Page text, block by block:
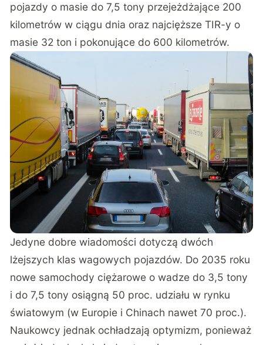
pojazdy o masie do 7,5 tony przejeżdżające 200
kilometrów w ciągu dnia oraz najcięższe TIR-y o
masie 32 ton i pokonujące do 600 kilometrów.
Jedyne dobre wiadomości dotyczą dwóch
lżejszych klas wagowych pojazdów. Do 2035 roku
nowe samochody ciężarowe o wadze do 3,5 tony
i do 7,5 tony osiągną 50 proc. udziału w rynku
światowym (w Europie i Chinach nawet 70 proc.).
Naukowcy jednak ochładzają optymizm, ponieważ